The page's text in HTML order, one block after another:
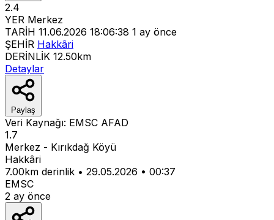
2.4
YER Merkez
TARİH 11.06.2026 18:06:38 1 ay önce
ŞEHİR Hakkâri
DERİNLİK 12.50km
Detaylar
Paylaş
Veri Kaynağı: EMSC AFAD
1.7
Merkez - Kırıkdağ Köyü
Hakkâri
7.00km derinlik • 29.05.2026 • 00:37
EMSC
2 ay önce